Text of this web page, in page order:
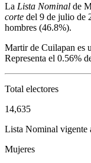
La Lista Nominal de
corte del 9 de julio de
hombres (46.8%).
Martir de Cuilapan es
Representa el 0.56%
Total electores
14,635
Lista Nominal vigente
Mujeres